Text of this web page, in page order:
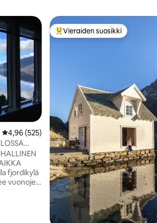
Keskimääräinen arvio 4,96/5, 525 arvostelua
4,96 (525)
fjordikylä
vuonojen
Vieraiden suosikkien
Vieraiden suosikki